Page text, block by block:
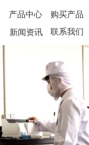
产品中心
购买产品
新闻资讯 联系我们